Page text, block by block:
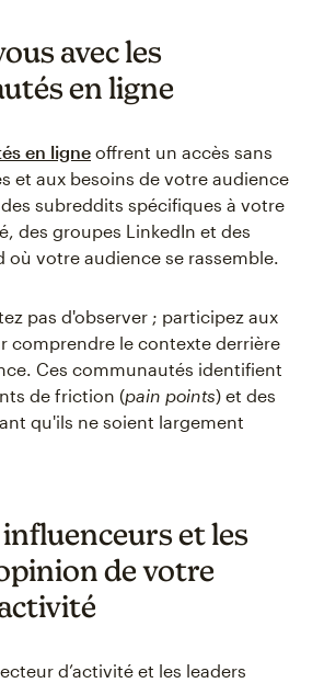
avec les
en ligne
en ligne offrent un accès sans
et aux besoins de votre audience
subreddits spécifiques à votre
des groupes LinkedIn et des
où votre audience se rassemble.
pas d'observer ; participez aux
comprendre le contexte derrière
Ces communautés identifient
de friction (pain points) et des
qu'ils ne soient largement
influenceurs et les
de votre
d’activité et les leaders